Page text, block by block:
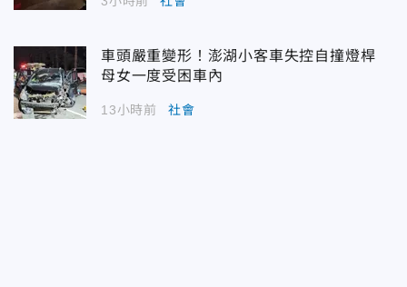
車頭嚴重變形！澎湖小客車失控自撞燈桿
母女一度受困車內
13小時前 社會